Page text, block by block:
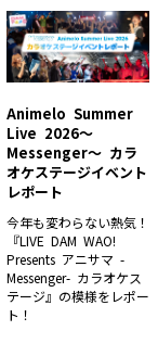
Animelo Summer
Live 2026～
Messenger～ カラ
オケステージイベント
レポート
今年も変わらない熱気！
『LIVE DAM WAO!
Presents アニサマ -
Messenger- カラオケス
テージ』の模様をレポー
ト！